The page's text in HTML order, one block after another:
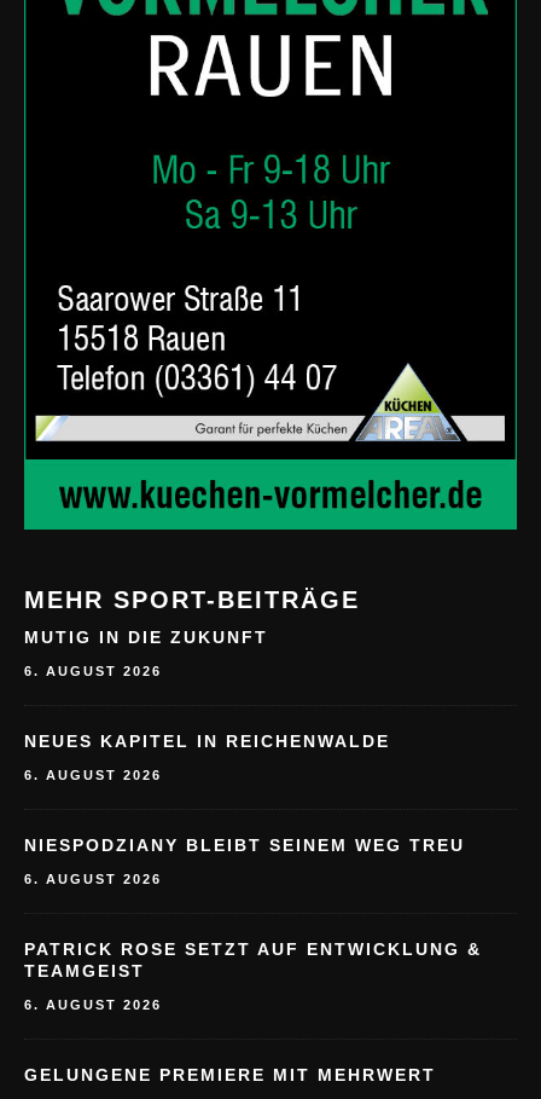
MEHR SPORT-BEITRÄGE
MUTIG IN DIE ZUKUNFT
6. AUGUST 2026
NEUES KAPITEL IN REICHENWALDE
6. AUGUST 2026
NIESPODZIANY BLEIBT SEINEM WEG TREU
6. AUGUST 2026
PATRICK ROSE SETZT AUF ENTWICKLUNG &
TEAMGEIST
6. AUGUST 2026
GELUNGENE PREMIERE MIT MEHRWERT